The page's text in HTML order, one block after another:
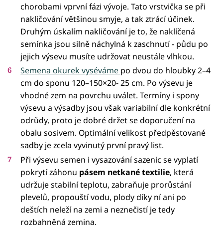
chorobami vprvní fázi vývoje. Tato vrstvička se při
nakličování většinou smyje, a tak ztrácí účinek.
Druhým úskalím nakličování je to, že naklíčená
semínka jsou silně náchylná k zaschnutí - půdu po
jejich výsevu musíte udržovat neustále vlhkou.
Semena okurek vyséváme po dvou do hloubky 2–4
cm do sponu 120–150×20- 25 cm. Po výsevu je
vhodné zem na povrchu uválet. Termíny i spony
výsevu a výsadby jsou však variabilní dle konkrétní
odrůdy, proto je dobré držet se doporučení na
obalu sosivem. Optimální velikost předpěstované
sadby je zcela vyvinutý první pravý list.
Při výsevu semen i vysazování sazenic se vyplatí
pokrytí záhonu pásem netkané textilie, která
udržuje stabilní teplotu, zabraňuje prorůstání
plevelů, propouští vodu, plody díky ní ani po
deštích neleží na zemi a neznečistí je tedy
rozbahněná zemina.